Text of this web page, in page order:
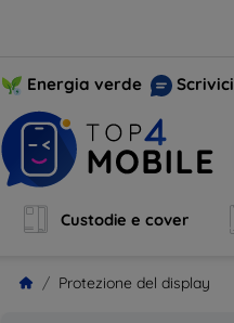
Energia verde Scrivici
Custodie e cover
Protezione del display